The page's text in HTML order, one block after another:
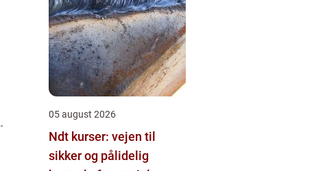
05 august 2026
Ndt kurser: vejen til
sikker og pålidelig